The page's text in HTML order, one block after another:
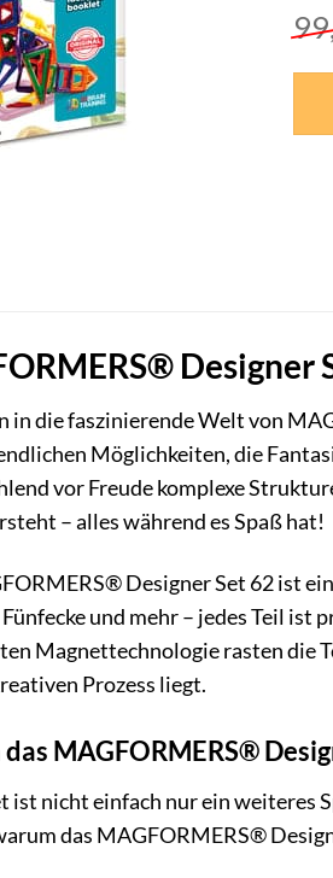
in die faszinierende Welt von
Möglichkeiten, die
vor Freude komplexe
– alles während es Spaß hat!
Designer Set 62 ist
und mehr – jedes Teil
Magnettechnologie rasten die
Prozess liegt.
MAGFORMERS®
ist nicht einfach nur ein weiteres
das MAGFORMERS®